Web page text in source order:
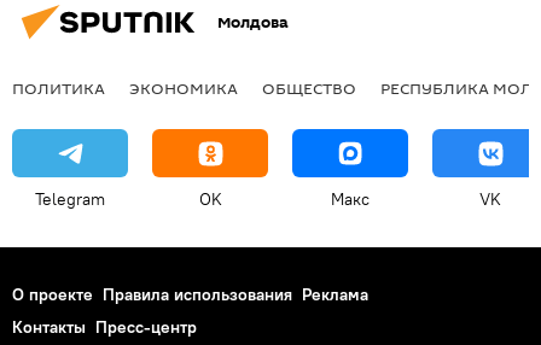
Молдова
ПОЛИТИКА ЭКОНОМИКА ОБЩЕСТВО РЕСПУБЛИКА
Telegram OK Макс VK
О проекте Правила использования Реклама
Контакты Пресс-центр